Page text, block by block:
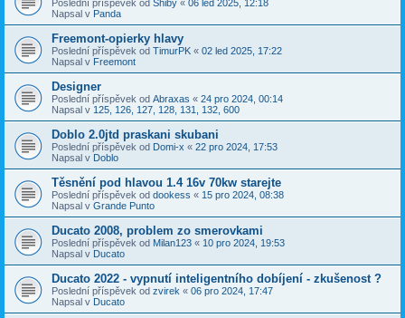
Poslední příspěvek od Shiby « 06 led 2025, 12:18
Napsal v Panda
Freemont-opierky hlavy
Poslední příspěvek od TimurPK « 02 led 2025, 17:22
Napsal v Freemont
Designer
Poslední příspěvek od Abraxas « 24 pro 2024, 00:14
Napsal v 125, 126, 127, 128, 131, 132, 600
Doblo 2.0jtd praskani skubani
Poslední příspěvek od Domi-x « 22 pro 2024, 17:53
Napsal v Doblo
Těsnění pod hlavou 1.4 16v 70kw starejte
Poslední příspěvek od dookess « 15 pro 2024, 08:38
Napsal v Grande Punto
Ducato 2008, problem zo smerovkami
Poslední příspěvek od Milan123 « 10 pro 2024, 19:53
Napsal v Ducato
Ducato 2022 - vypnutí inteligentního dobíjení - zkušenost ?
Poslední příspěvek od zvirek « 06 pro 2024, 17:47
Napsal v Ducato